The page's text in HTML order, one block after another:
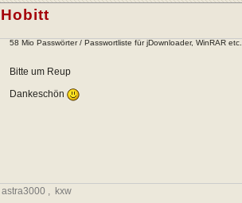
Hobitt
58 Mio Passwörter / Passwortliste für jDownloader, WinRAR etc.
Bitte um Reup
Dankeschön
astra3000 , kxw